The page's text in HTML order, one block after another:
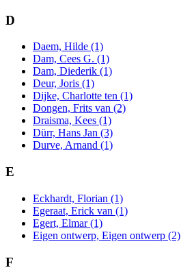
D
Daem, Hilde (1)
Dam, Cees G. (1)
Dam, Diederik (1)
Deur, Joris (1)
Dijke, Charlotte ten (1)
Dongen, Frits van (2)
Draisma, Kees (1)
Dürr, Hans Jan (3)
Durve, Arnand (1)
E
Eckhardt, Florian (1)
Egeraat, Erick van (1)
Egert, Elmar (1)
Eigen ontwerp, Eigen ontwerp (2)
F